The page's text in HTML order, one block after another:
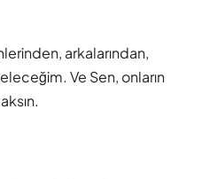
arkalarından,
Ve Sen, onların